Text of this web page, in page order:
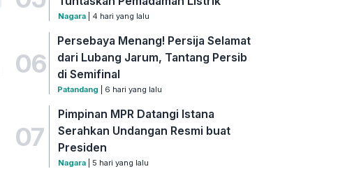
Nagara| 4 hari yang lalu
06
Persebaya Menang! Persija Selamat
dari Lubang Jarum, Tantang Persib
di Semifinal
Patandang | 6 hari yang lalu
07
Pimpinan MPR Datangi Istana
Serahkan Undangan Resmi buat
Presiden
Nagara| 5 hari yang lalu